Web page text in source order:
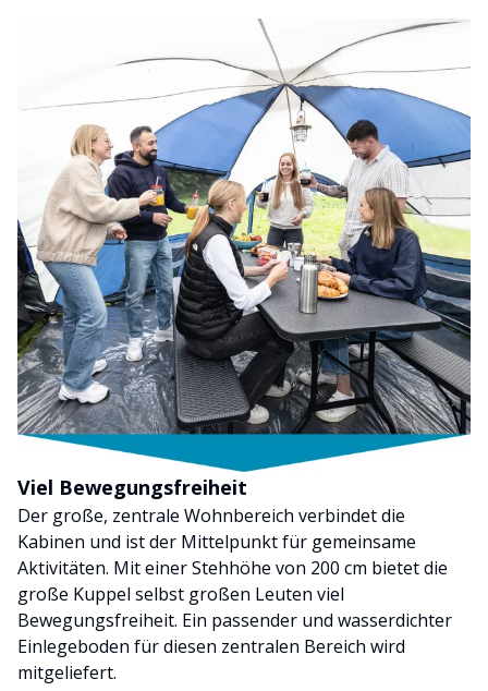
Viel Bewegungsfreiheit
Der große, zentrale Wohnbereich verbindet die
Kabinen und ist der Mittelpunkt für gemeinsame
Aktivitäten. Mit einer Stehhöhe von 200 cm bietet die
große Kuppel selbst großen Leuten viel
Bewegungsfreiheit. Ein passender und wasserdichter
Einlegeboden für diesen zentralen Bereich wird
mitgeliefert.